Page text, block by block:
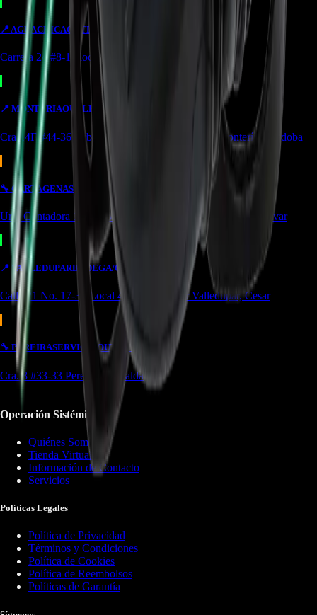
📍 AGUACHICAOUTLET
Carrera 24 #8-10 local 2 Potozí Aguachica, Cesar
📍 MONTERIAOUTLET
Cra 14F #44-36 Urbanización Portal de Almeria Montería, Córdoba
🔧 CARTAGENASERVICIO
Urb. Contadora 1, Cra. 69 #31a-37 Cartagena de Indias, Bolívar
📍 VALLEDUPARBODEGA/OUTLET
Calle 21 No. 17-39 Local 4 Simón bolivar Valledupar, Cesar
🔧 PEREIRASERVICIO OUTLET
Cra. 8 #33-33 Pereira, Risaralda
Operación Sistémica
Quiénes Somos
Tienda Virtual
Información de Contacto
Servicios
Políticas Legales
Política de Privacidad
Términos y Condiciones
Política de Cookies
Política de Reembolsos
Políticas de Garantía